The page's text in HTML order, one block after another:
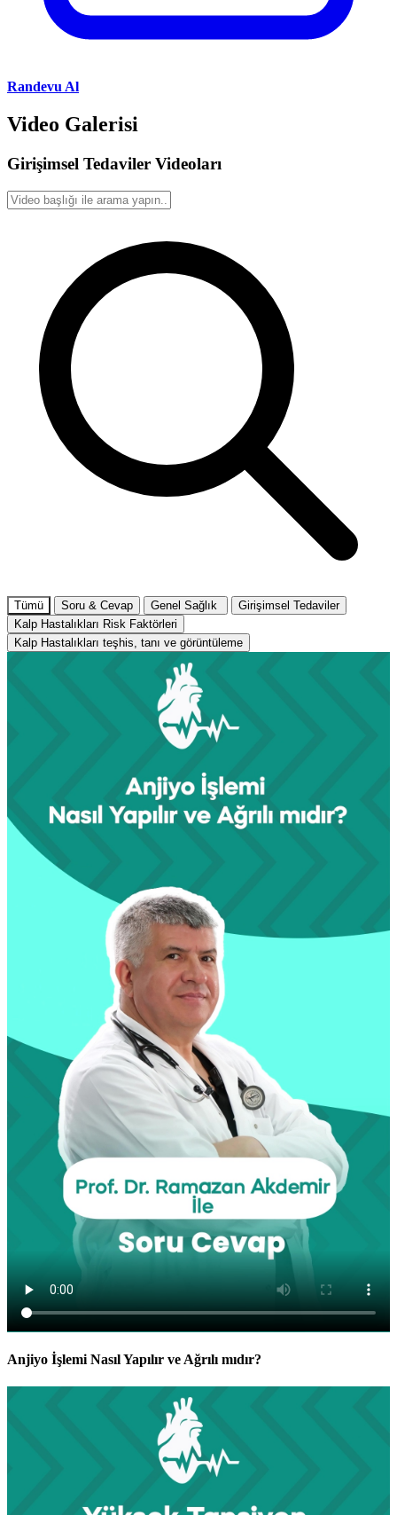
Randevu Al
Video Galerisi
Girişimsel Tedaviler Videoları
Tümü Soru & Cevap Genel Sağlık
Girişimsel Tedaviler
Kalp Hastalıkları Risk Faktörleri
Kalp Hastalıkları teşhis, tanı ve görüntüleme
Anjiyo İşlemi Nasıl Yapılır ve Ağrılı mıdır?